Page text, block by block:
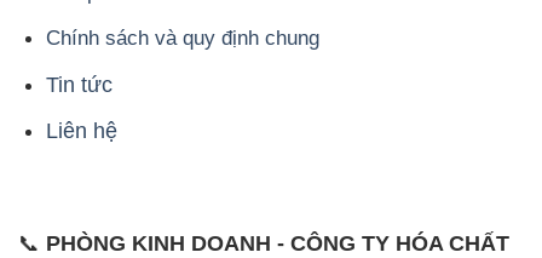
Chính sách và quy định chung
Tin tức
Liên hệ
📞 PHÒNG KINH DOANH - CÔNG TY HÓA CHẤT